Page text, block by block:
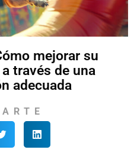
mejorar su
través de una
adecuada